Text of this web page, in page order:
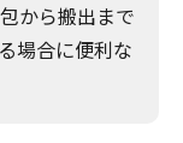
から搬出まで
場合に便利な